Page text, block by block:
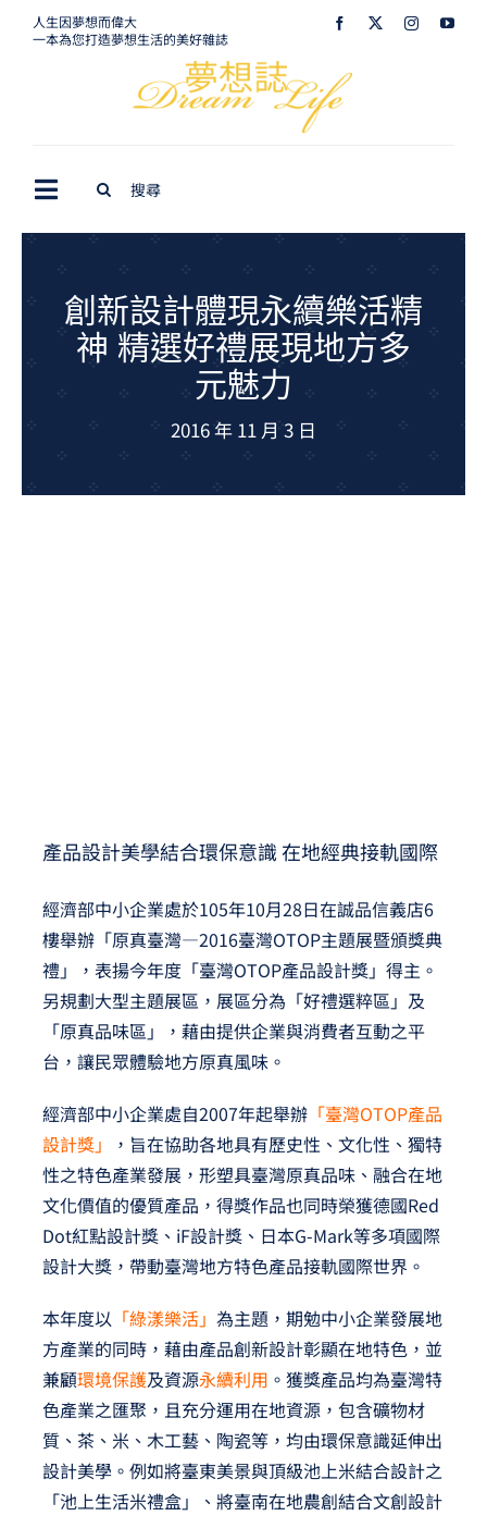
人生因夢想而偉大
一本為您打造夢想生活的美好雜誌
Toggle
Navigation
生活美學
室內設計
夢想TV
創新設計體現永續樂活精
神 精選好禮展現地方多
元魅力
2016 年 11 月 3 日
產品設計美學結合環保意識 在地經典接軌國際
經濟部中小企業處於105年10月28日在誠品信義店6
樓舉辦「原真臺灣—2016臺灣OTOP主題展暨頒獎典
禮」，表揚今年度「臺灣OTOP產品設計獎」得主。
另規劃大型主題展區，展區分為「好禮選粹區」及
「原真品味區」，藉由提供企業與消費者互動之平
台，讓民眾體驗地方原真風味。
經濟部中小企業處自2007年起舉辦「臺灣OTOP產品
設計獎」
，旨在協助各地具有歷史性、文化性、獨特
性之特色產業發展，形塑具臺灣原真品味、融合在地
文化價值的優質產品，得獎作品也同時榮獲德國Red
Dot紅點設計獎、iF設計獎、日本G-Mark等多項國際
設計大獎，帶動臺灣地方特色產品接軌國際世界。
本年度以 「綠漾樂活」 為主題，期勉中小企業發展地
方產業的同時，藉由產品創新設計彰顯在地特色，並
兼顧環境保護及資源永續利用 。獲獎產品均為臺灣特
色產業之匯聚，且充分運用在地資源，包含礦物材
質、茶、米、木工藝、陶瓷等，均由環保意識延伸出
設計美學。例如將臺東美景與頂級池上米結合設計之
「池上生活米禮盒」、將臺南在地農創結合文創設計